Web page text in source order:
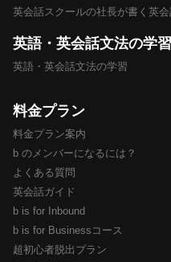
英会話スクールの社長が書く英
英語・英会話文法の学習
英語・英会話文法の学習
料金プラン
料金プラン案内
b のメンバーになるには？
よくある質問
英会話ガイド
b is for Inbound
b is for Businessコース
超初心者脱出プラン